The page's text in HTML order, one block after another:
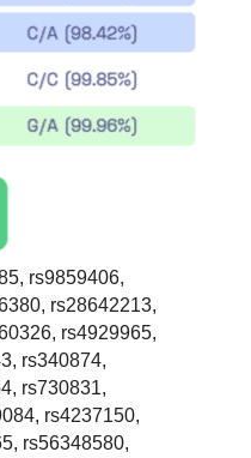
rs9859406,
rs28642213,
rs4929965,
rs340874,
rs730831,
rs4237150,
rs56348580,